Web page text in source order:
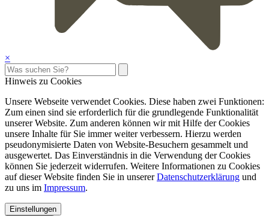
×
Hinweis zu Cookies
Unsere Webseite verwendet Cookies. Diese haben zwei Funktionen:
Zum einen sind sie erforderlich für die grundlegende Funktionalität
unserer Website. Zum anderen können wir mit Hilfe der Cookies
unsere Inhalte für Sie immer weiter verbessern. Hierzu werden
pseudonymisierte Daten von Website-Besuchern gesammelt und
ausgewertet. Das Einverständnis in die Verwendung der Cookies
können Sie jederzeit widerrufen. Weitere Informationen zu Cookies
auf dieser Website finden Sie in unsererDatenschutzerklärung und
zu uns im Impressum.
Einstellungen